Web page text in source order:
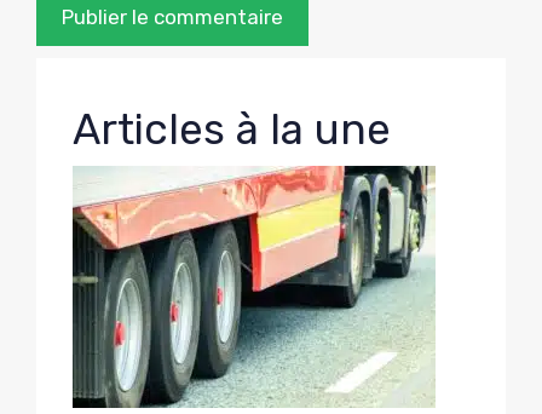
Articles à la une